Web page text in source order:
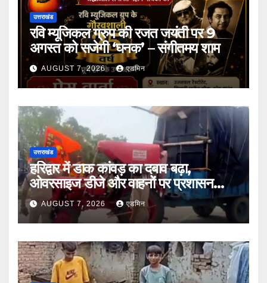
उत्तराखंड
रवि म्यूजिकल ग्रुप की रजत जयंती पर 9
अगस्त को सजेगी ‘घनक’ – संगीतमय शाम
AUGUST 7, 2026 एडमिन
उत्तराखंड
हरिद्वार में डाक कांवड़ का दबाव बढ़ा,
ओवरसाइज डीजे और वाहनों पर प्रशासन
सख्तAUGUST 7, 2026 एडमिन